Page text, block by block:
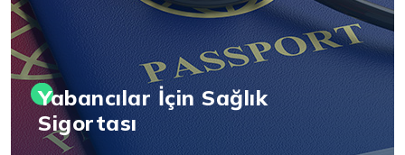
Yabancılar İçin Sağlık
Sigortası